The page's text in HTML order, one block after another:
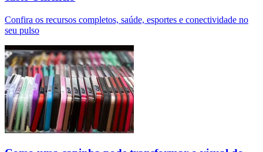
Confira os recursos completos, saúde, esportes e conectividade no
seu pulso